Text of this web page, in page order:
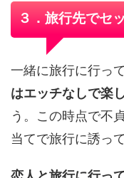
３．旅行先でセ
一緒に旅行に行っ
はエッチなしで楽
う。この時点で不
当てで旅行に誘っ